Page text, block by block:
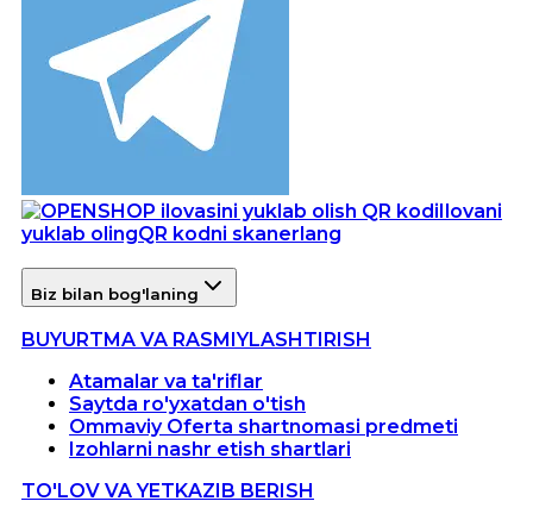
Ilovani
yuklab olingQR kodni skanerlang
Biz bilan bog'laning
BUYURTMA VA RASMIYLASHTIRISH
Atamalar va ta'riflar
Saytda ro'yxatdan o'tish
Ommaviy Oferta shartnomasi predmeti
Izohlarni nashr etish shartlari
TO'LOV VA YETKAZIB BERISH